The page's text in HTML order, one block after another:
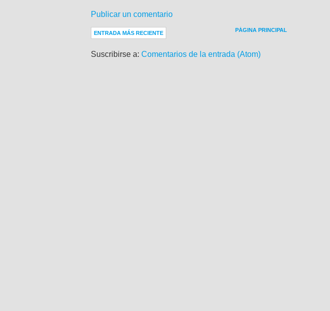
Publicar un comentario
ENTRADA MÁS RECIENTE PÁGINA PRINCIPAL
Suscribirse a: Comentarios de la entrada (Atom)